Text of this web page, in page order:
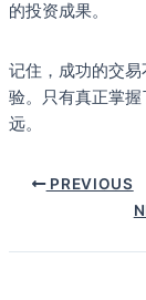
的投资成果。
记住，成功的交
验。只有真正掌
远。
PREVIOUS